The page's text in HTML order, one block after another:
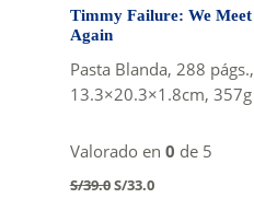
Timmy Failure: We Meet
Again
Pasta Blanda, 288 págs.,
13.3×20.3×1.8cm, 357g
Valorado en 0 de 5
S/39.0Original
S/33.0Current